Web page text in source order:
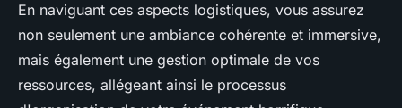
En naviguant ces aspects logistiques, vous assurez
non seulement une ambiance cohérente et immersive,
mais également une gestion optimale de vos
ressources, allégeant ainsi le processus